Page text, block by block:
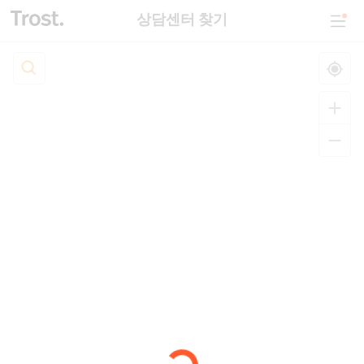
상담센터 찾기